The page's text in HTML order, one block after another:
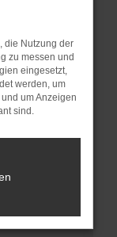
Stand
dazu
nicht mehr
versucht
der
die Nutzung der
zu messen und
eingesetzt,
werden, um
um Anzeigen
sind.